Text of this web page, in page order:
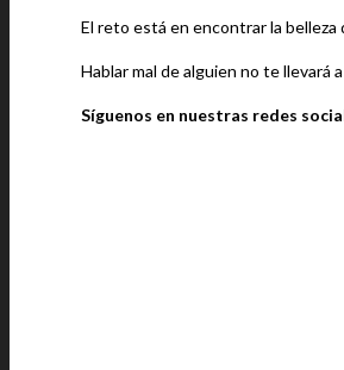
El reto está en encontrar la
Hablar mal de alguien no te llevará
Síguenos en nuestras redes